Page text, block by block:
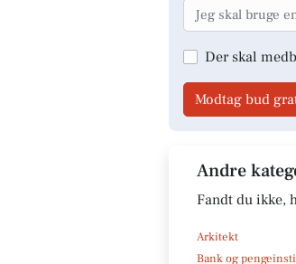
Der skal
Modtag bud
Andre
Fandt du ikke,
Arkitekt
Bank og